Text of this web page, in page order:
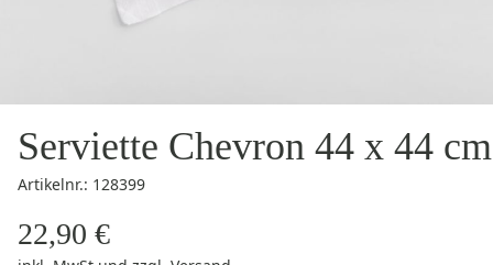
Serviette Chevron 44 x 44 cm
Artikelnr.: 128399
22,90 €